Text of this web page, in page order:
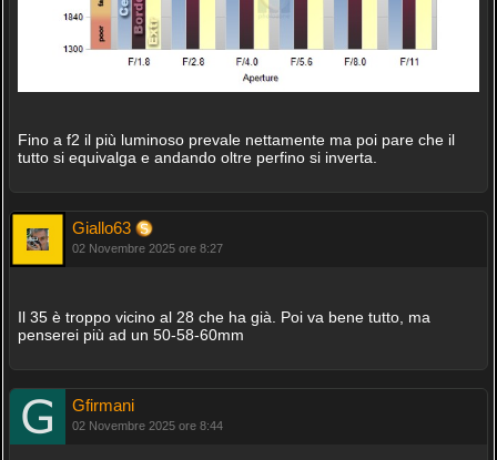
Fino a f2 il più luminoso prevale nettamente ma poi pare che il
tutto si equivalga e andando oltre perfino si inverta.
Giallo63
02 Novembre 2025 ore 8:27
Il 35 è troppo vicino al 28 che ha già. Poi va bene tutto, ma
penserei più ad un 50-58-60mm
Gfirmani
02 Novembre 2025 ore 8:44